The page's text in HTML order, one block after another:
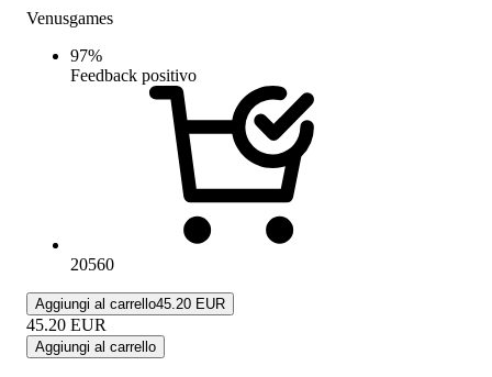
Venusgames
97%
Feedback positivo
20560
Aggiungi al carrello45.20 EUR
45.20 EUR
Aggiungi al carrello